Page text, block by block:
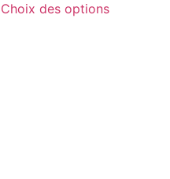
Choix des options